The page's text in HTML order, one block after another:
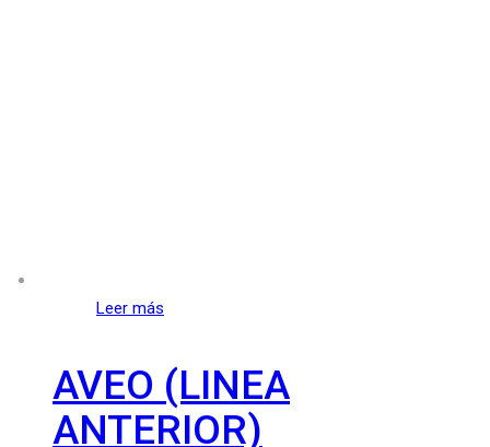
Leer más
AVEO (LINEA
ANTERIOR)